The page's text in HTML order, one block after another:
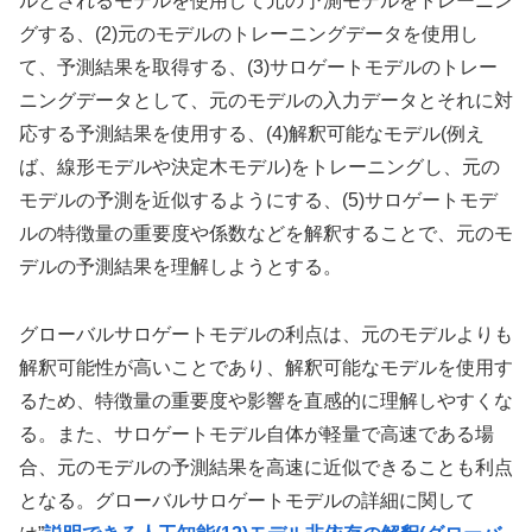
グする、(2)元のモデルのトレーニングデータを使用し
て、予測結果を取得する、(3)サロゲートモデルのトレー
ニングデータとして、元のモデルの入力データとそれに対
応する予測結果を使用する、(4)解釈可能なモデル(例え
ば、線形モデルや決定木モデル)をトレーニングし、元の
モデルの予測を近似するようにする、(5)サロゲートモデ
ルの特徴量の重要度や係数などを解釈することで、元のモ
デルの予測結果を理解しようとする。
グローバルサロゲートモデルの利点は、元のモデルよりも
解釈可能性が高いことであり、解釈可能なモデルを使用す
るため、特徴量の重要度や影響を直感的に理解しやすくな
る。また、サロゲートモデル自体が軽量で高速である場
合、元のモデルの予測結果を高速に近似できることも利点
となる。グローバルサロゲートモデルの詳細に関して